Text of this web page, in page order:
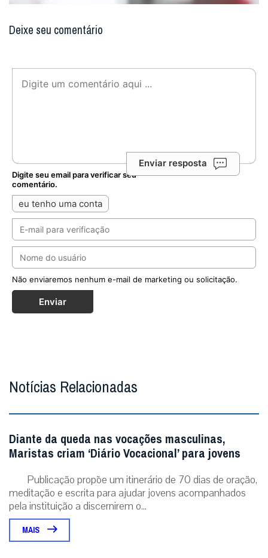
Deixe seu comentário
Enviar resposta
Digite seu email para verificar seu
comentário.
eu tenho uma conta
Não enviaremos nenhum e-mail de marketing ou solicitação.
Enviar
Notícias Relacionadas
Diante da queda nas vocações masculinas,
Maristas criam ‘Diário Vocacional’ para jovens
Publicação propõe um itinerário de 70 dias de oração,
meditação e escrita para ajudar jovens acompanhados
pela instituição a discernirem o...
MAIS